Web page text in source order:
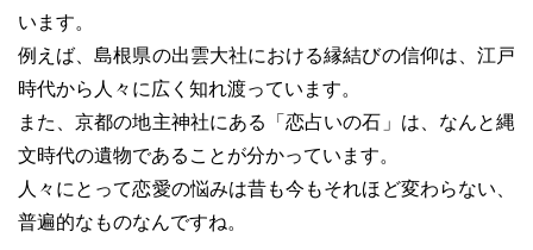
います。
例えば、島根県の出雲大社における縁結びの信仰は、江戸
時代から人々に広く知れ渡っています。
また、京都の地主神社にある「恋占いの石」は、なんと縄
文時代の遺物であることが分かっています。
人々にとって恋愛の悩みは昔も今もそれほど変わらない、
普遍的なものなんですね。